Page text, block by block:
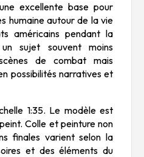
excellente base pour
humaine autour de la vie
américains pendant la
sujet souvent moins
de combat mais
possibilités narratives et
1:35. Le modèle est
Colle et peinture non
finales varient selon la
et des éléments du